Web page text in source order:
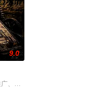
年重逢，二
土设计理念突破的故事。
件相遇，在成人用品店与酒
9.0
、使用由“中国准备银行”发